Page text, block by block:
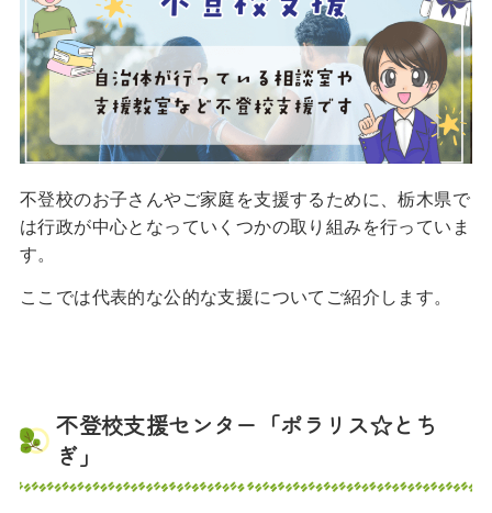
不登校のお子さんやご家庭を支援するために、栃木県で
は行政が中心となっていくつかの取り組みを行っていま
す。
ここでは代表的な公的な支援についてご紹介します。
不登校支援センター「ポラリス☆とち
ぎ」